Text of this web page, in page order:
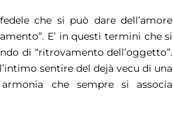
che si può dare dell’amore
E’ in questi termini che si
di “ritrovamento dell’oggetto”.
sentire del dejà vecu di una
che sempre si associa